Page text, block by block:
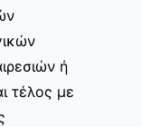
ή
τέλος με